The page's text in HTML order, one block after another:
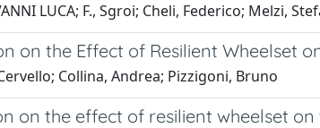
LUCA; F., Sgroi; Cheli, Federico; Melzi,
on the Effect of Resilient Wheelset
Collina, Andrea; Pizzigoni, Bruno
on the effect of resilient wheelset